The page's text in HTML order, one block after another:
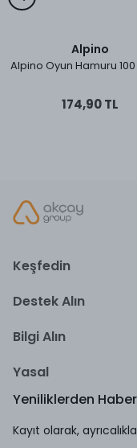
Alpino
Alpino Oyun Hamuru
174,90 TL
Keşfedin
Destek Alın
Bilgi Alın
Yasal
Yeniliklerden
Kayıt olarak,